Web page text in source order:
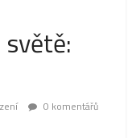
0 komentářů